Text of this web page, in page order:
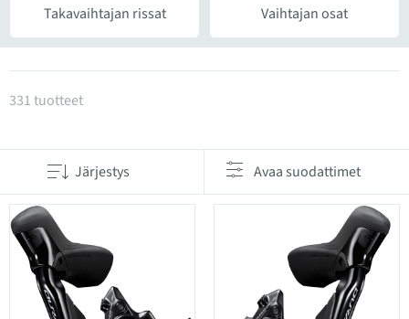
Takavaihtajan rissat Vaihtajan osat
Tuotteet kategoriassa Vaihtajat ja vaihdevivut
331 tuotteet
Järjestys Avaa suodattimet